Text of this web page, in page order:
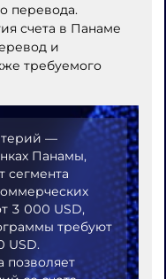
перевода.
счета в Панаме
и
требуемого
—
Панамы,
сегмента
3 000 USD,
требуют
USD.
позволяет